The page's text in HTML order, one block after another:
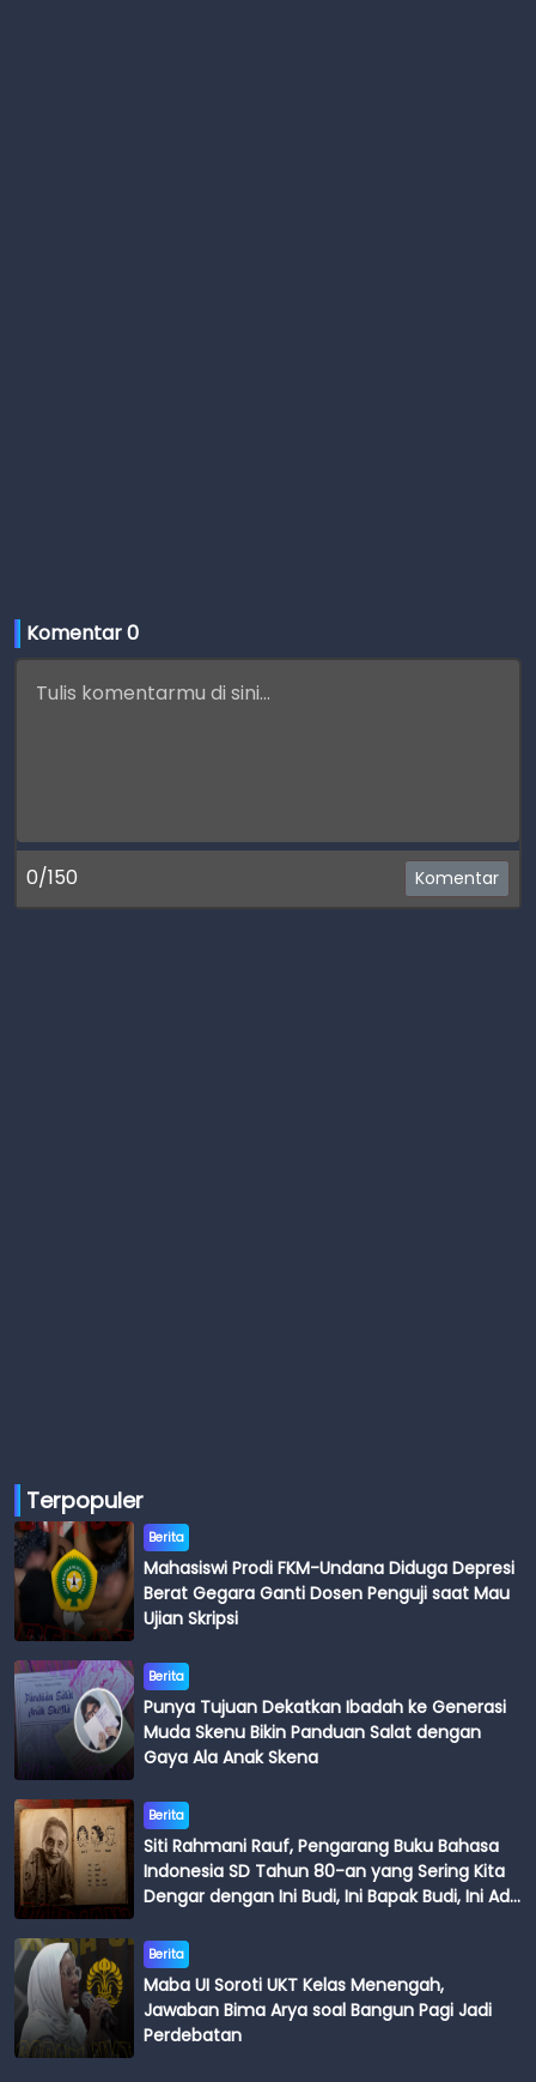
Komentar 0
0/150 Komentar
Terpopuler
Berita
Mahasiswi Prodi FKM-Undana Diduga Depresi
Berat Gegara Ganti Dosen Penguji saat Mau
Ujian Skripsi
Berita
Punya Tujuan Dekatkan Ibadah ke Generasi
Muda Skenu Bikin Panduan Salat dengan
Gaya Ala Anak Skena
Berita
Siti Rahmani Rauf, Pengarang Buku Bahasa
Indonesia SD Tahun 80-an yang Sering Kita
Dengar dengan Ini Budi, Ini Bapak Budi, Ini Adik
Berita
Maba UI Soroti UKT Kelas Menengah,
Jawaban Bima Arya soal Bangun Pagi Jadi
Perdebatan